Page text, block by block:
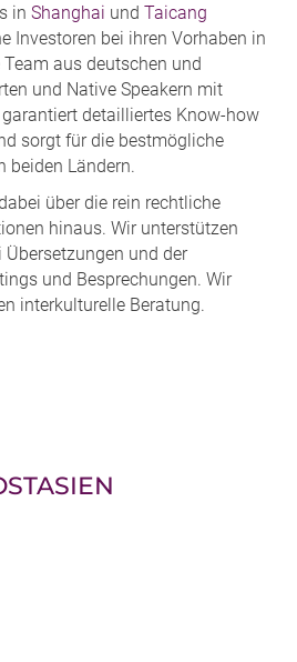
in Shanghai und Taicang
Investoren bei ihren Vorhaben in
aus deutschen und
und Native Speakern mit
detailliertes Know-how
sorgt für die bestmögliche
beiden Ländern.
über die rein rechtliche
hinaus. Wir unterstützen
und der
und Besprechungen. Wir
interkulturelle Beratung.